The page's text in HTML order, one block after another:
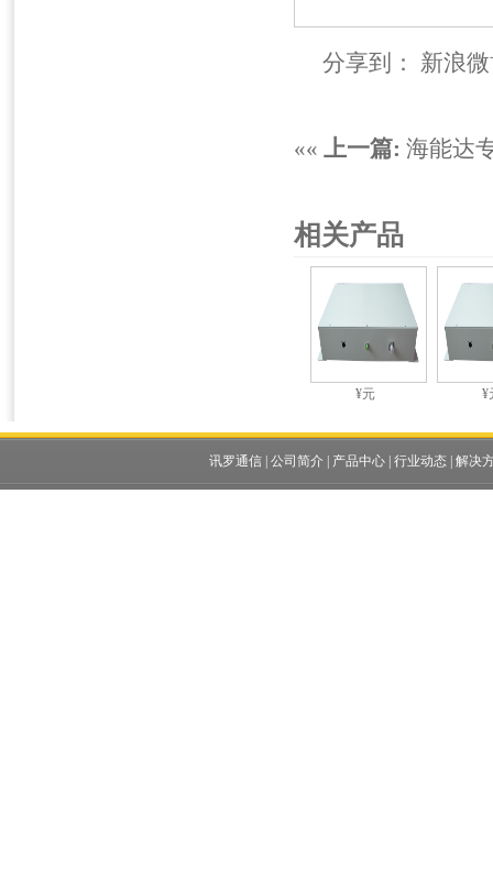
分享到： 新浪
«« 上一篇: 海能达
相关产品
¥元 ¥
讯罗通信| 公司简介| 产品中心| 行业动态| 解决